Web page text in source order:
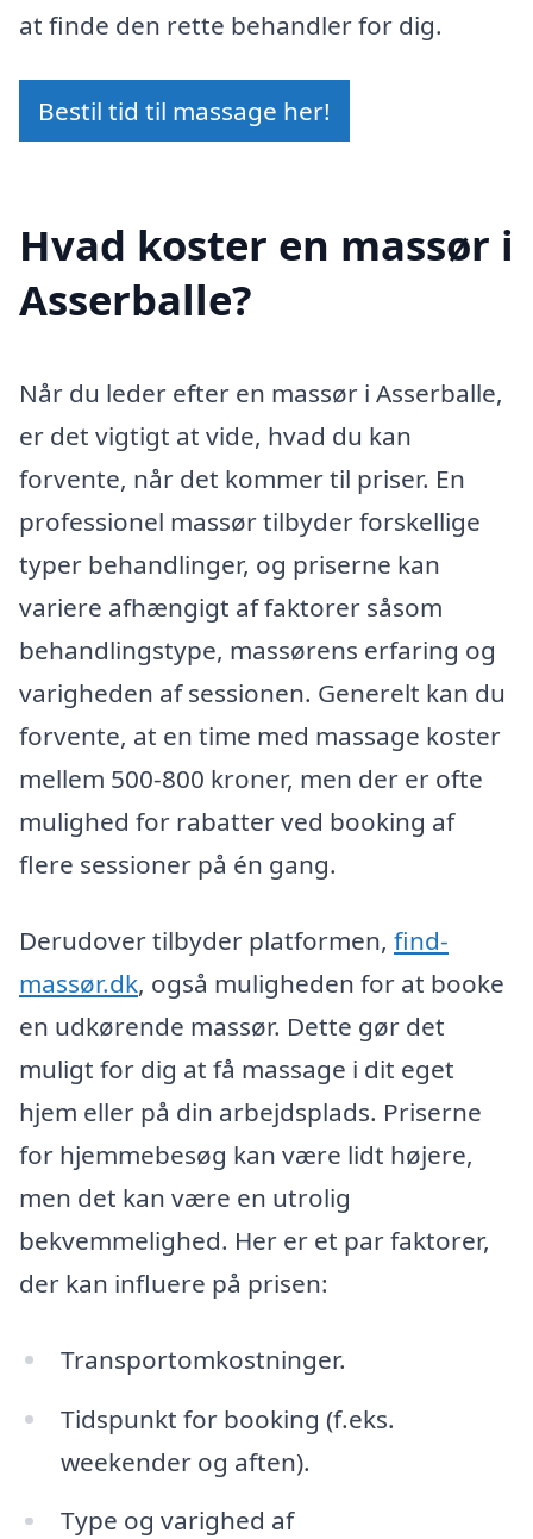
at finde den rette behandler for dig.
Bestil tid til massage her!
Hvad koster en massør i
Asserballe?
Når du leder efter en massør i Asserballe,
er det vigtigt at vide, hvad du kan
forvente, når det kommer til priser. En
professionel massør tilbyder forskellige
typer behandlinger, og priserne kan
variere afhængigt af faktorer såsom
behandlingstype, massørens erfaring og
varigheden af sessionen. Generelt kan du
forvente, at en time med massage koster
mellem 500-800 kroner, men der er ofte
mulighed for rabatter ved booking af
flere sessioner på én gang.
Derudover tilbyder platformen, find-
massør.dk, også muligheden for at booke
en udkørende massør. Dette gør det
muligt for dig at få massage i dit eget
hjem eller på din arbejdsplads. Priserne
for hjemmebesøg kan være lidt højere,
men det kan være en utrolig
bekvemmelighed. Her er et par faktorer,
der kan influere på prisen:
Transportomkostninger.
Tidspunkt for booking (f.eks.
weekender og aften).
Type og varighed af